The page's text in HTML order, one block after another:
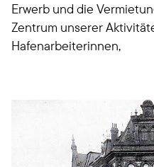
Erwerb und die
Zentrum unserer
Hafenarbeiterinnen,